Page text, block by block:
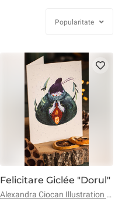
Popularitate
Felicitare Giclée "Dorul"
Alexandra Ciocan Illustration & Visual Design